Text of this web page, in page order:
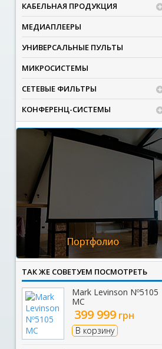
КАБЕЛЬНАЯ ПРОДУКЦИЯ
МЕДИАПЛЕЕРЫ
УНИВЕРСАЛЬНЫЕ ПУЛЬТЫ
МИКРОСИСТЕМЫ
СЕТЕВЫЕ ФИЛЬТРЫ
КОНФЕРЕНЦ-СИСТЕМЫ
ТАК ЖЕ СОВЕТУЕМ ПОСМОТРЕТЬ
Mark Levinson Nº5105
MC
399 999грн
В корзину